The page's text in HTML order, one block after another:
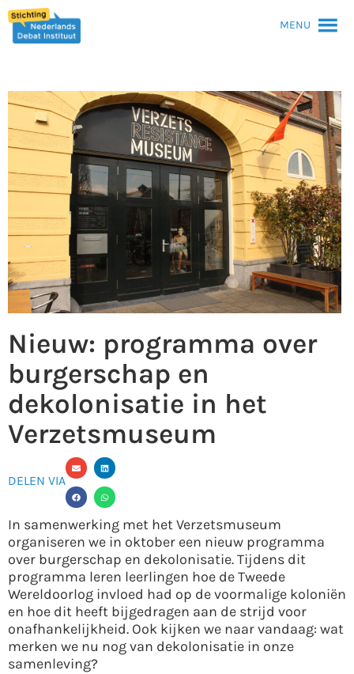
MENU
Nieuw: programma over
burgerschap en
dekolonisatie in het
Verzetsmuseum
DELEN VIA
In samenwerking met het Verzetsmuseum
organiseren we in oktober een nieuw programma
over burgerschap en dekolonisatie. Tijdens dit
programma leren leerlingen hoe de Tweede
Wereldoorlog invloed had op de voormalige koloniën
en hoe dit heeft bijgedragen aan de strijd voor
onafhankelijkheid. Ook kijken we naar vandaag: wat
merken we nu nog van dekolonisatie in onze
samenleving?